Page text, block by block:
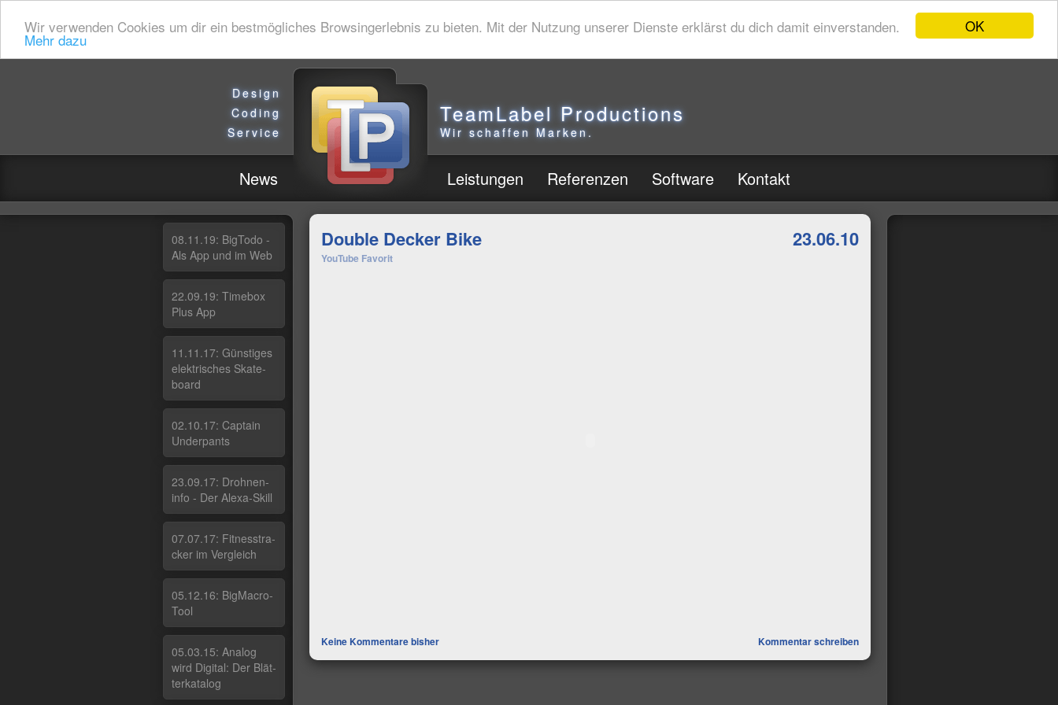
OK
Wir verwenden Cookies um dir ein bestmögliches Browsingerlebnis zu bieten. Mit der Nutzung unserer Dienste erklärst du dich damit einverstanden.
Mehr dazu
Design
Coding
Service
TeamLabel Productions
Wir schaffen Marken.
News Leistungen Referenzen Software Kontakt
08.11.19: Big­To­do -
Als App und im Web
22.09.19: Ti­me­box
Plus App
11.11.17: Güns­ti­ges
elek­tri­sches Ska­te­
board
02.10.17: Cap­tain
Un­der­pants
23.09.17: Droh­nen­
in­fo - Der Ale­xa-Skill
07.07.17: Fit­nes­stra­
cker im Ver­g­leich
05.12.16: Big­Macro­
Tool
05.03.15: Ana­log
wird Di­gi­tal: Der Blät­
ter­ka­ta­log
23.06.10
Double Decker Bike
YouTube Favorit
Keine Kommentare bisher Kommentar schreiben